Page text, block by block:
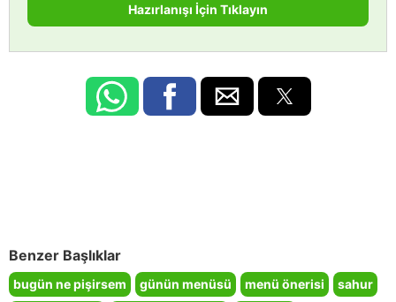
Hazırlanışı İçin Tıklayın
Benzer Başlıklar
bugün ne pişirsem günün menüsü menü önerisi
sahur